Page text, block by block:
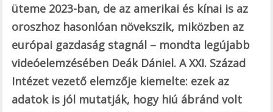
üteme 2023-ban, de az amerikai és kínai is az
oroszhoz hasonlóan növekszik, miközben az
európai gazdaság stagnál – mondta legújabb
videóelemzésében Deák Dániel. A XXI. Század
Intézet vezető elemzője kiemelte: ezek az
adatok is jól mutatják, hogy hiú ábránd volt